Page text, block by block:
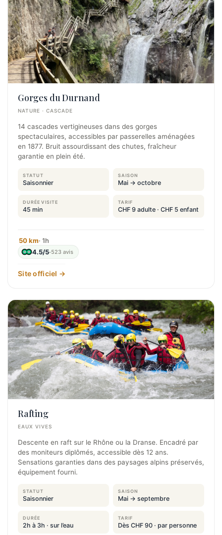
Gorges du Durnand
NATURE · CASCADE
14 cascades vertigineuses dans des gorges
spectaculaires, accessibles par passerelles aménagées
en 1877. Bruit assourdissant des chutes, fraîcheur
garantie en plein été.
STATUT
Saisonnier
SAISON
Mai → octobre
DURÉE VISITE
45 min
TARIF
CHF 9 adulte · CHF 5 enfant
50 km· 1h
4.5/5·523 avis
Site officiel →
Rafting
EAUX VIVES
Descente en raft sur le Rhône ou la Dranse. Encadré par
des moniteurs diplômés, accessible dès 12 ans.
Sensations garanties dans des paysages alpins préservés,
équipement fourni.
STATUT
Saisonnier
SAISON
Mai → septembre
DURÉE
2h à 3h · sur l’eau
TARIF
Dès CHF 90 · par personne